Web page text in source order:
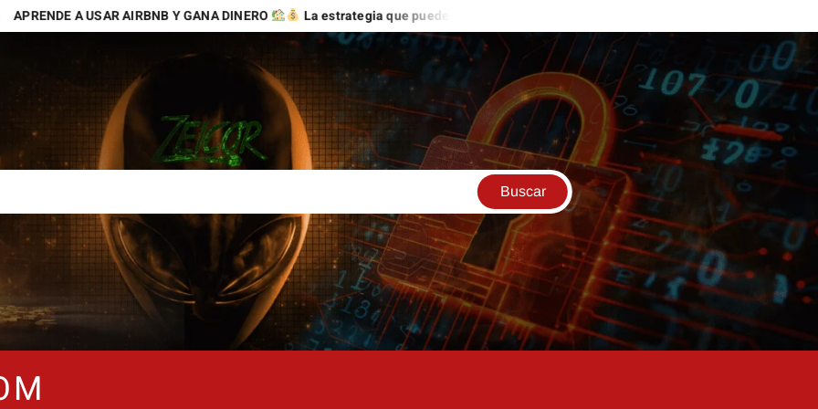
A USAR AIRBNB Y GANA DINERO La estrategia que puede abrirte nuevas oportunidades de ingresos